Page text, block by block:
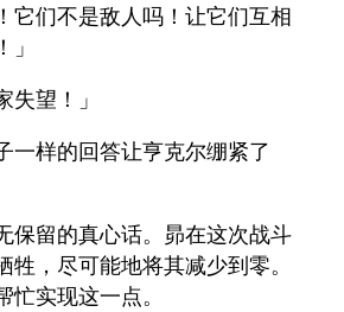
它们不是敌人吗！让它们互相
失望！」
一样的回答让亨克尔绷紧了
保留的真心话。昴在这次战斗
牲，尽可能地将其减少到零。
实现这一点。